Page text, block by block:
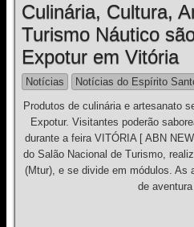
Culinária, Cultura,
Turismo Náutico
Expotur em Vitória
Notícias Notícias do Espírito
Produtos de culinária e artesanato
Expotur. Visitantes poderão
durante a feira VITÓRIA [ ABN
do Salão Nacional de Turismo,
(Mtur), e se divide em módulos. As
de